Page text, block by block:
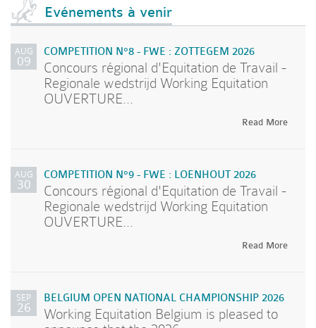
Evénements à venir
AUG
09
COMPETITION N°8 - FWE : ZOTTEGEM 2026
Concours régional d'Equitation de Travail -
Regionale wedstrijd Working Equitation
OUVERTURE...
Read More
AUG
30
COMPETITION N°9 - FWE : LOENHOUT 2026
Concours régional d'Equitation de Travail -
Regionale wedstrijd Working Equitation
OUVERTURE...
Read More
SEP
26
BELGIUM OPEN NATIONAL CHAMPIONSHIP 2026
Working Equitation Belgium is pleased to